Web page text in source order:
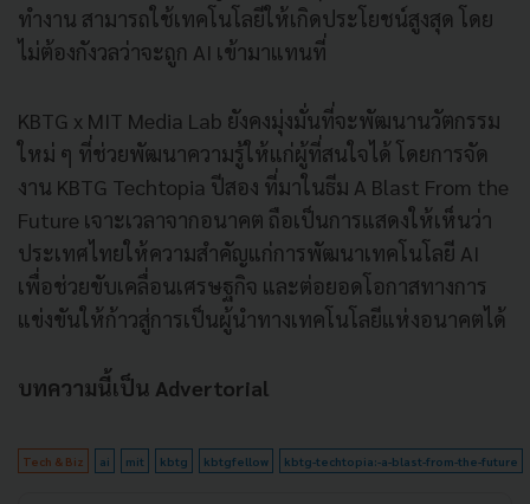
ทำงาน สามารถใช้เทคโนโลยีให้เกิดประโยชน์สูงสุด โดย
ไม่ต้องกังวลว่าจะถูก AI เข้ามาแทนที่
KBTG x MIT Media Lab ยังคงมุ่งมั่นที่จะพัฒนานวัตกรรม
ใหม่ ๆ ที่ช่วยพัฒนาความรู้ให้แก่ผู้ที่สนใจได้ โดยการจัด
งาน KBTG Techtopia ปีสอง ที่มาในธีม A Blast From the
Future เจาะเวลาจากอนาคต ถือเป็นการแสดงให้เห็นว่า
ประเทศไทยให้ความสำคัญแก่การพัฒนาเทคโนโลยี AI
เพื่อช่วยขับเคลื่อนเศรษฐกิจ และต่อยอดโอกาสทางการ
แข่งขันให้ก้าวสู่การเป็นผู้นำทางเทคโนโลยีแห่งอนาคตได้
บทความนี้เป็น Advertorial
Tech & Biz ai mit kbtg kbtgfellow kbtg-techtopia:-a-blast-from-the-future